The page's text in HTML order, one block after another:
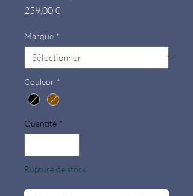
259,00 €Prix
Marque *
Couleur *
Quantité *
Rupture de stock